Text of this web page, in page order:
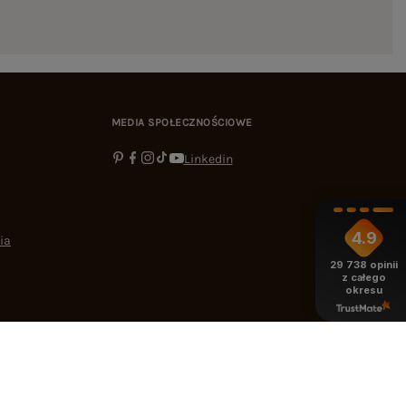
MEDIA SPOŁECZNOŚCIOWE
Linkedin
4.9
29 738 opinii
z całego
okresu